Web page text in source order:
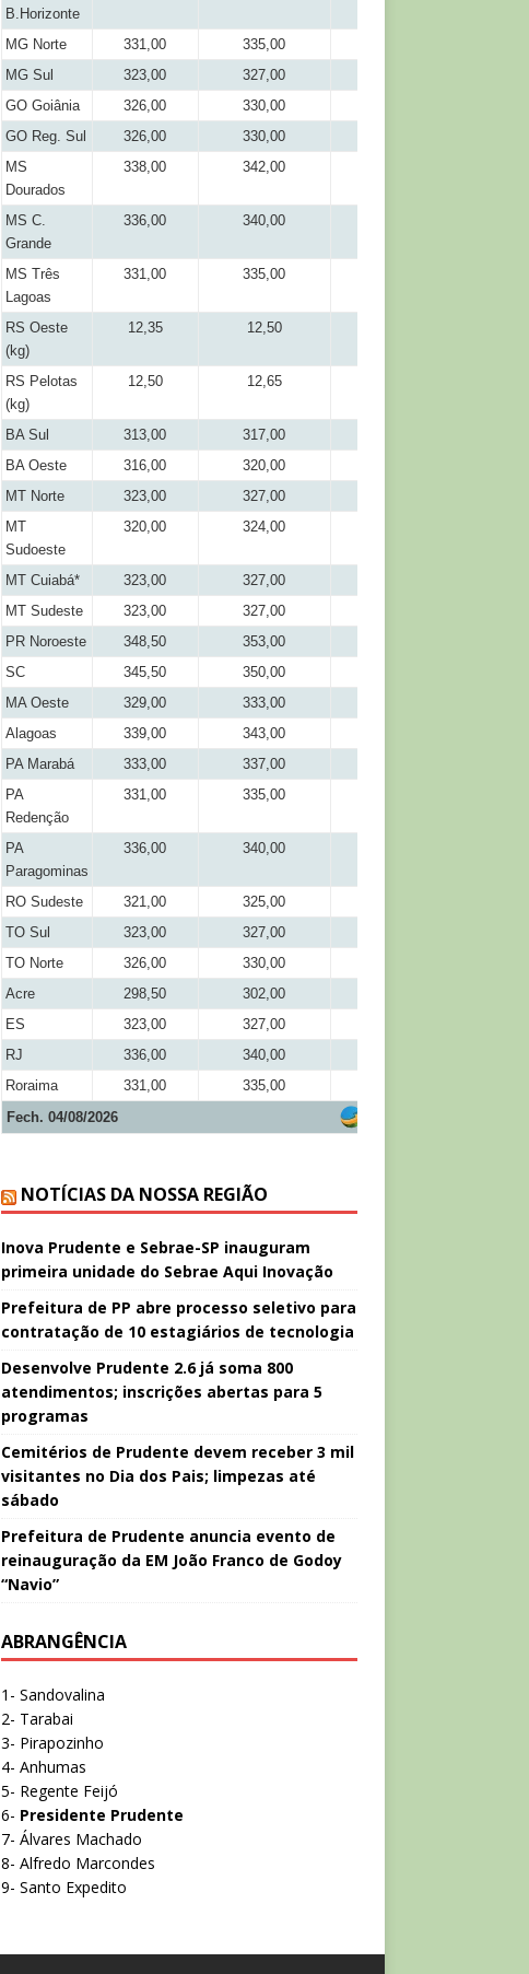
B.Horizonte
MG Norte 331,00 335,00
MG Sul
323,00 327,00
GO Goiânia
326,00 330,00
GO Reg. Sul
326,00 330,00
MS
Dourados
338,00 342,00
MS C.
Grande
336,00 340,00
MS Três
Lagoas
331,00 335,00
RS Oeste
(kg)
12,35 12,50
RS Pelotas
(kg)
12,50 12,65
BA Sul 313,00 317,00
BA Oeste
316,00 320,00
MT Norte
323,00 327,00
MT
Sudoeste
320,00 324,00
MT Cuiabá* 323,00 327,00
MT Sudeste
323,00 327,00
PR Noroeste
348,50 353,00
SC
345,50 350,00
MA Oeste
329,00 333,00
Alagoas
339,00 343,00
PA Marabá
333,00 337,00
PA
Redenção
331,00 335,00
PA
Paragominas
336,00 340,00
RO Sudeste 321,00 325,00
TO Sul
323,00 327,00
TO Norte
326,00 330,00
Acre
298,50 302,00
ES
323,00 327,00
RJ
336,00 340,00
Roraima
331,00 335,00
Fech. 04/08/2026
NOTÍCIAS DA NOSSA REGIÃO
Inova Prudente e Sebrae-SP inauguram
primeira unidade do Sebrae Aqui Inovação
Prefeitura de PP abre processo seletivo para
contratação de 10 estagiários de tecnologia
Desenvolve Prudente 2.6 já soma 800
atendimentos; inscrições abertas para 5
programas
Cemitérios de Prudente devem receber 3 mil
visitantes no Dia dos Pais; limpezas até
sábado
Prefeitura de Prudente anuncia evento de
reinauguração da EM João Franco de Godoy
“Navio”
ABRANGÊNCIA
1- Sandovalina
2- Tarabai
3- Pirapozinho
4- Anhumas
5- Regente Feijó
6- Presidente Prudente
7- Álvares Machado
8- Alfredo Marcondes
9- Santo Expedito